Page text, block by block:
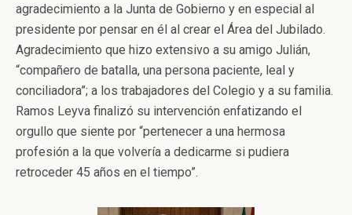
agradecimiento a la Junta de Gobierno y en especial al
presidente por pensar en él al crear el Área del Jubilado.
Agradecimiento que hizo extensivo a su amigo Julián,
“compañero de batalla, una persona paciente, leal y
conciliadora”; a los trabajadores del Colegio y a su familia.
Ramos Leyva finalizó su intervención enfatizando el
orgullo que siente por “pertenecer a una hermosa
profesión a la que volvería a dedicarme si pudiera
retroceder 45 años en el tiempo”.